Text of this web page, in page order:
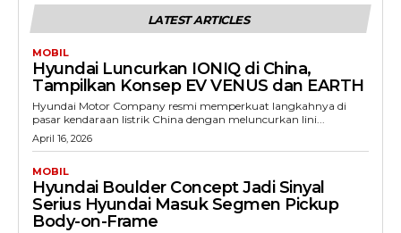
LATEST ARTICLES
MOBIL
Hyundai Luncurkan IONIQ di China,
Tampilkan Konsep EV VENUS dan EARTH
Hyundai Motor Company resmi memperkuat langkahnya di
pasar kendaraan listrik China dengan meluncurkan lini...
April 16, 2026
MOBIL
Hyundai Boulder Concept Jadi Sinyal
Serius Hyundai Masuk Segmen Pickup
Body-on-Frame